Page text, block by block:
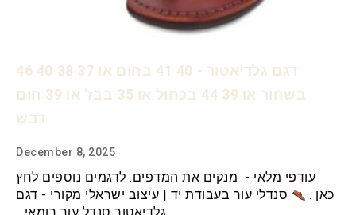
דגם גלדיאטור - 40 41 בחום או 37 38 40 46
בשחור או 39 44 בכחול או 35 בבז' או 39 חום
דבש
December 8, 2025
עודפי מלאי - מנקים את המדפים. לדגמים נוספים לחץ
כאן .
סנדלי עור בעבודת יד | עיצוב ישראלי מקורי - דגם